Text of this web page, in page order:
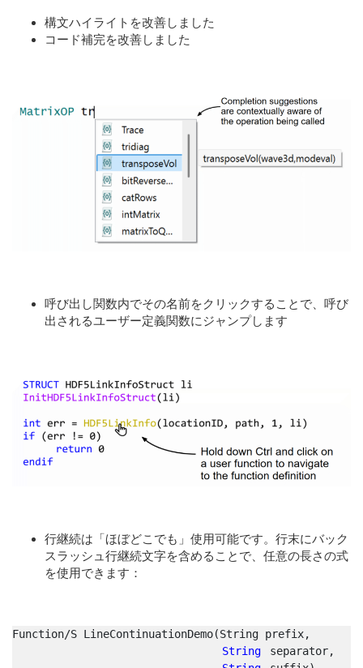
構文ハイライトを改善しました
コード補完を改善しました
呼び出し関数内でその名前をクリックすることで、呼び
出されるユーザー定義関数にジャンプします
行継続は「ほぼどこでも」使用可能です。行末にバック
スラッシュ行継続文字を含めることで、任意の長さの式
を使用できます：
Function/S LineContinuationDemo(String prefix,
String
separator,